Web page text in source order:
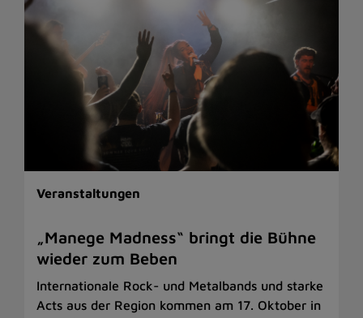
Veranstaltungen
„Manege Madness“ bringt die Bühne
wieder zum Beben
Internationale Rock- und Metalbands und starke
Acts aus der Region kommen am 17. Oktober in